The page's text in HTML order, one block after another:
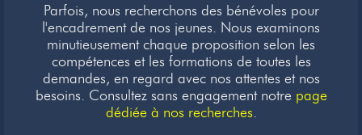
Parfois, nous recherchons des bénévoles pour
l'encadrement de nos jeunes. Nous examinons
minutieusement chaque proposition selon les
compétences et les formations de toutes les
demandes, en regard avec nos attentes et nos
besoins. Consultez sans engagement notre page
dédiée à nos recherches.